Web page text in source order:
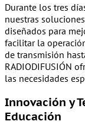
Durante los tres
nuestras
diseñados para
facilitar la
de transmisión
RADIODIFUSIÓN
las necesidades
Innovación y
Educación